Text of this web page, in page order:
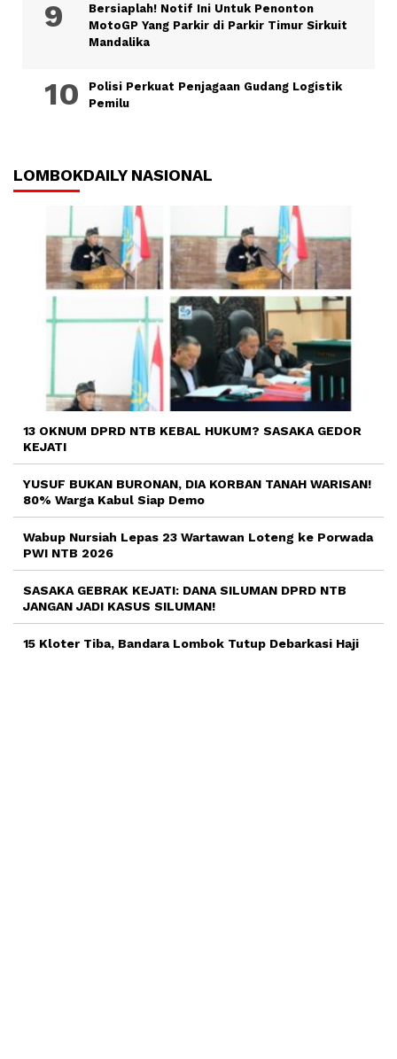
Bersiaplah! Notif Ini Untuk Penonton
MotoGP Yang Parkir di Parkir Timur Sirkuit
Mandalika
Polisi Perkuat Penjagaan Gudang Logistik
Pemilu
LOMBOKDAILY NASIONAL
13 OKNUM DPRD NTB KEBAL HUKUM? SASAKA GEDOR
KEJATI
YUSUF BUKAN BURONAN, DIA KORBAN TANAH WARISAN!
80% Warga Kabul Siap Demo
Wabup Nursiah Lepas 23 Wartawan Loteng ke Porwada
PWI NTB 2026
SASAKA GEBRAK KEJATI: DANA SILUMAN DPRD NTB
JANGAN JADI KASUS SILUMAN!
15 Kloter Tiba, Bandara Lombok Tutup Debarkasi Haji